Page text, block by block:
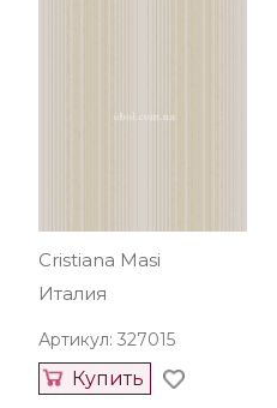
Cristiana Masi
Италия
Артикул: 327015
Купить